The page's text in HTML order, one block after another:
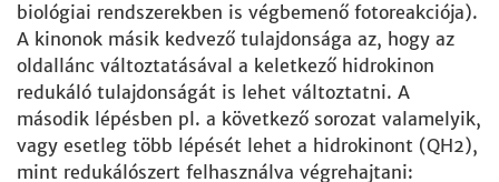
biológiai rendszerekben is végbemenő fotoreakciója).
A kinonok másik kedvező tulajdonsága az, hogy az
oldallánc változtatásával a keletkező hidrokinon
redukáló tulajdonságát is lehet változtatni. A
második lépésben pl. a következő sorozat valamelyik,
vagy esetleg több lépését lehet a hidrokinont (QH2),
mint redukálószert felhasználva végrehajtani: